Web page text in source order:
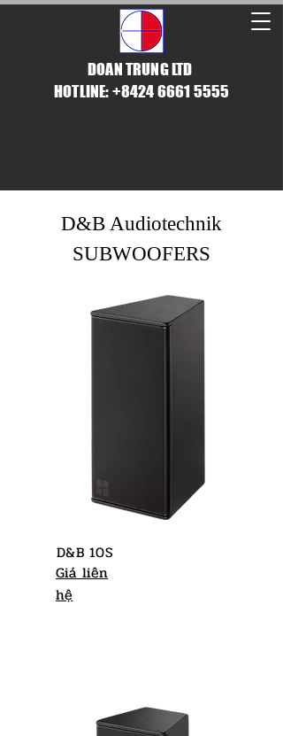
DOAN TRUNG LTD
HOTLINE: +8424 6661 5555
D&B Audiotechnik
SUBWOOFERS
Giá liên
hệ
D&B 10S